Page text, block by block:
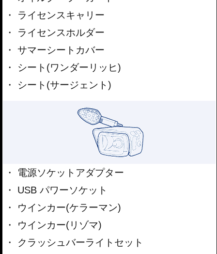
ライセンスキャリー
ライセンスホルダー
サマーシートカバー
シート(ワンダーリッヒ)
シート(サージェント)
電源ソケットアダプター
USB パワーソケット
ウインカー(ケラーマン)
ウインカー(リゾマ)
クラッシュバーライトセット